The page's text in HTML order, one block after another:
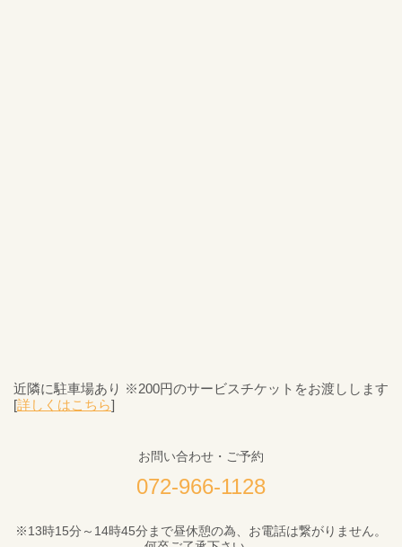
近隣に駐車場あり ※200円のサービスチケットをお渡しします
[詳しくはこちら]
お問い合わせ・ご予約
072-966-1128
※13時15分～14時45分まで昼休憩の為、お電話は繋がりません。